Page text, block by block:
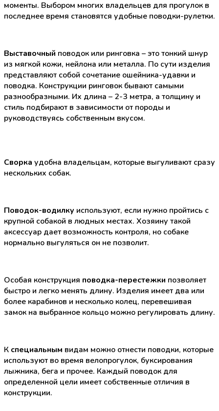
моменты. Выбором многих владельцев для прогулок в
последнее время становятся удобные поводки-рулетки.
Выставочный поводок или ринговка – это тонкий шнур
из мягкой кожи, нейлона или металла. По сути изделия
представляют собой сочетание ошейника-удавки и
поводка. Конструкции ринговок бывают самыми
разнообразными. Их длина – 2-3 метра, а толщину и
стиль подбирают в зависимости от породы и
руководствуясь собственным вкусом.
Сворка удобна владельцам, которые выгуливают сразу
нескольких собак.
Поводок-водилку используют, если нужно пройтись с
крупной собакой в людных местах. Хозяину такой
аксессуар дает возможность контроля, но собаке
нормально выгуляться он не позволит.
Особая конструкция поводка-перестежки позволяет
быстро и легко менять длину. Изделия имеет два или
более карабинов и несколько колец, перевешивая
замок на выбранное кольцо можно регулировать длину.
К специальным видам можно отнести поводки, которые
используют во время велопрогулок, буксирования
лыжника, бега и прочее. Каждый поводок для
определенной цели имеет собственные отличия в
конструкции.